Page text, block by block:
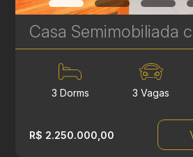
3 Dorms 3 Vagas
R$ 2.250.000,00